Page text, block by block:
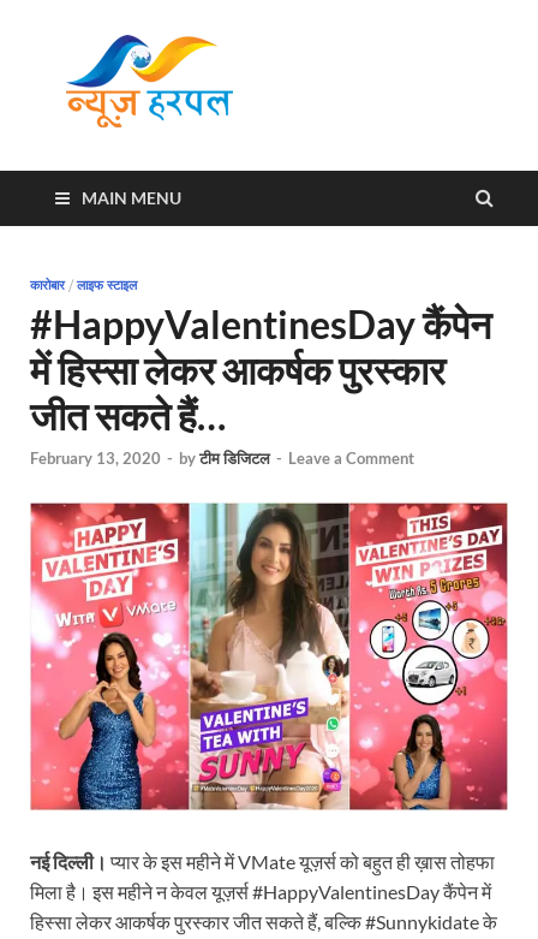
MAIN MENU
कारोबार/ लाइफ स्टाइल
#HappyValentinesDay कैंपेन
में हिस्सा लेकर आकर्षक पुरस्कार
जीत सकते हैं…
February 13, 2020 - byटीम डिजिटल - Leave a Comment
नई दिल्ली। प्यार के इस महीने में VMate यूज़र्स को बहुत ही ख़ास तोहफा
मिला है। इस महीने न केवल यूज़र्स #HappyValentinesDay कैंपेन में
हिस्सा लेकर आकर्षक पुरस्कार जीत सकते हैं, बल्कि #Sunnykidate के